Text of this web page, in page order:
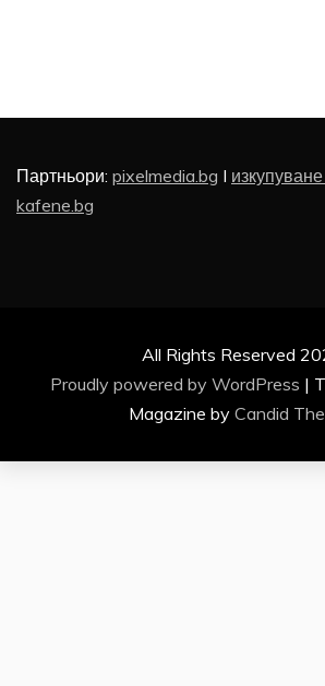
Партньори: pixelmedia.bg I
kafene.bg
All Rights Reserved
Proudly powered by WordPress |
Magazine by Candid